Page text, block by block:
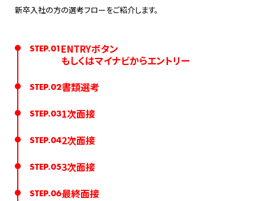
新卒入社の方の選考フローをご紹介します。
STEP.01ENTRYボタン
もしくはマイナビからエントリー
STEP.02書類選考
STEP.031次面接
STEP.042次面接
STEP.053次面接
STEP.06最終面接